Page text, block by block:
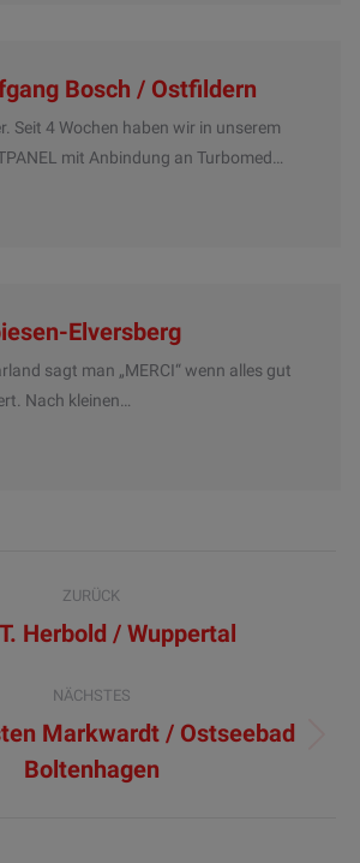
Bosch / Ostfildern
Seit 4 Wochen haben wir in unserem
mit Anbindung an Turbomed…
Elversberg
sagt man „MERCI“ wenn alles gut
Nach kleinen…
ZURÜCK
Vorheriger
Herbold / Wuppertal
NÄCHSTES
Nächster
Beitrag:
Markwardt / Ostseebad
Boltenhagen